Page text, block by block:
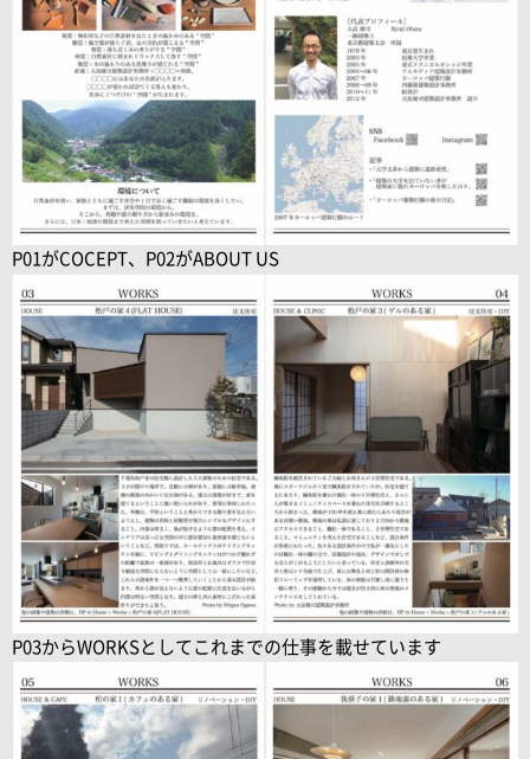
P01がCOCEPT、P02がABOUT US
P03からWORKSとしてこれまでの仕事を載せています